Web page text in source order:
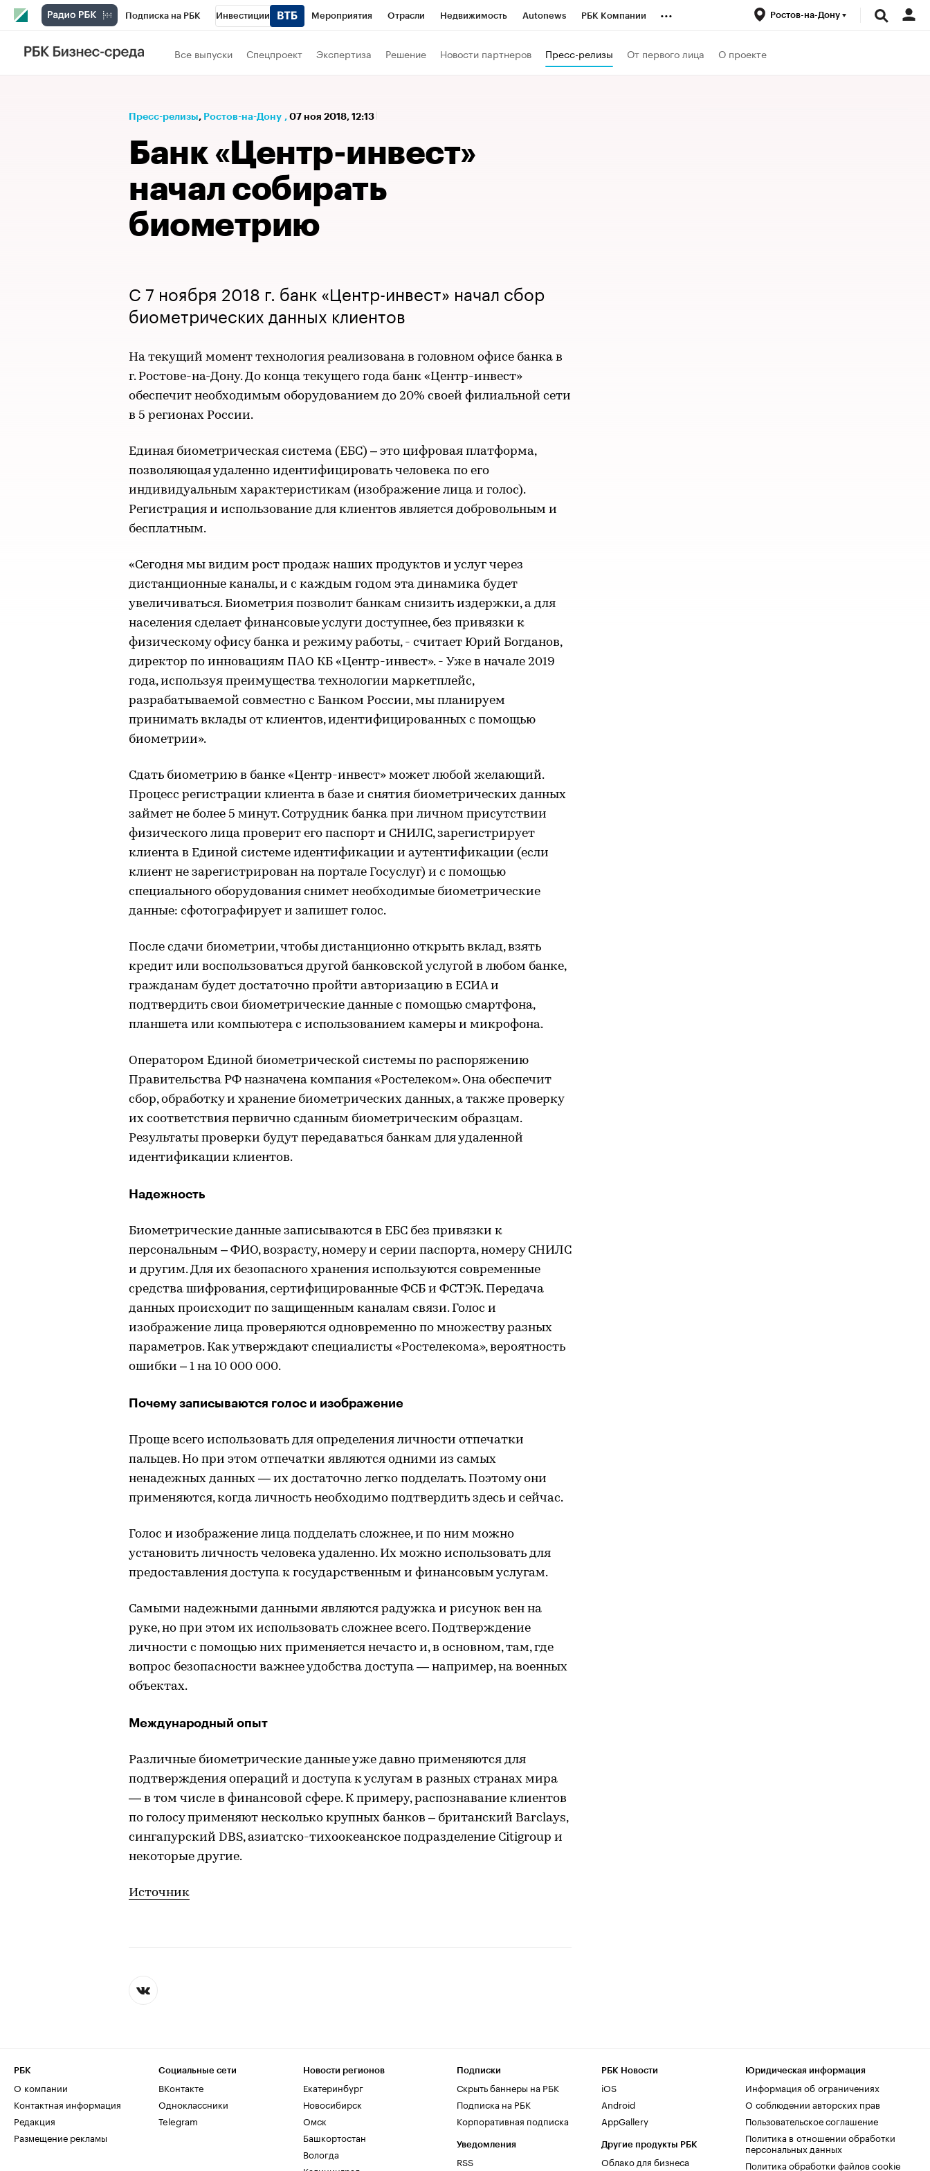
Подписка на РБК Инвестиции Мероприятия Отрасли Недвижимость Autonews РБК Компании
Телеканал
Спецпроекты Проверка контрагентов
... Ростов-на-Дону
Все выпуски Спецпроект Экспертиза Решение Новости партнеров Пресс-релизы От первого лица О проекте
Пресс-релизы⁠, Ростов-на-Дону , 07 ноя 2018, 12:13
Банк «Центр-инвест»
начал собирать
биометрию
С 7 ноября 2018 г. банк «Центр-инвест» начал сбор
биометрических данных клиентов
На текущий момент технология реализована в головном офисе банка в
г. Ростове-на-Дону. До конца текущего года банк «Центр-инвест»
обеспечит необходимым оборудованием до 20% своей филиальной сети
в 5 регионах России.
Единая биометрическая система (ЕБС) – это цифровая платформа,
позволяющая удаленно идентифицировать человека по его
индивидуальным характеристикам (изображение лица и голос).
Регистрация и использование для клиентов является добровольным и
бесплатным.
«Сегодня мы видим рост продаж наших продуктов и услуг через
дистанционные каналы, и с каждым годом эта динамика будет
увеличиваться. Биометрия позволит банкам снизить издержки, а для
населения сделает финансовые услуги доступнее, без привязки к
физическому офису банка и режиму работы, - считает Юрий Богданов,
директор по инновациям ПАО КБ «Центр-инвест». - Уже в начале 2019
года, используя преимущества технологии маркетплейс,
разрабатываемой совместно с Банком России, мы планируем
принимать вклады от клиентов, идентифицированных с помощью
биометрии».
Сдать биометрию в банке «Центр-инвест» может любой желающий.
Процесс регистрации клиента в базе и снятия биометрических данных
займет не более 5 минут. Сотрудник банка при личном присутствии
физического лица проверит его паспорт и СНИЛС, зарегистрирует
клиента в Единой системе идентификации и аутентификации (если
клиент не зарегистрирован на портале Госуслуг) и с помощью
специального оборудования снимет необходимые биометрические
данные: сфотографирует и запишет голос.
После сдачи биометрии, чтобы дистанционно открыть вклад, взять
кредит или воспользоваться другой банковской услугой в любом банке,
гражданам будет достаточно пройти авторизацию в ЕСИА и
подтвердить свои биометрические данные с помощью смартфона,
планшета или компьютера с использованием камеры и микрофона.
Оператором Единой биометрической системы по распоряжению
Правительства РФ назначена компания «Ростелеком». Она обеспечит
сбор, обработку и хранение биометрических данных, а также проверку
их соответствия первично сданным биометрическим образцам.
Результаты проверки будут передаваться банкам для удаленной
идентификации клиентов.
Надежность
Биометрические данные записываются в ЕБС без привязки к
персональным – ФИО, возрасту, номеру и серии паспорта, номеру СНИЛС
и другим. Для их безопасного хранения используются современные
средства шифрования, сертифицированные ФСБ и ФСТЭК. Передача
данных происходит по защищенным каналам связи. Голос и
изображение лица проверяются одновременно по множеству разных
параметров. Как утверждают специалисты «Ростелекома», вероятность
ошибки – 1 на 10 000 000.
Почему записываются голос и изображение
Проще всего использовать для определения личности отпечатки
пальцев. Но при этом отпечатки являются одними из самых
ненадежных данных — их достаточно легко подделать. Поэтому они
применяются, когда личность необходимо подтвердить здесь и сейчас.
Голос и изображение лица подделать сложнее, и по ним можно
установить личность человека удаленно. Их можно использовать для
предоставления доступа к государственным и финансовым услугам.
Самыми надежными данными являются радужка и рисунок вен на
руке, но при этом их использовать сложнее всего. Подтверждение
личности с помощью них применяется нечасто и, в основном, там, где
вопрос безопасности важнее удобства доступа — например, на военных
объектах.
Международный опыт
Различные биометрические данные уже давно применяются для
подтверждения операций и доступа к услугам в разных странах мира
— в том числе в финансовой сфере. К примеру, распознавание клиентов
по голосу применяют несколько крупных банков – британский Barclays,
сингапурский DBS, азиатско-тихоокеанское подразделение Citigroup и
некоторые другие.
Источник
РБК
О компании
Контактная информация
Редакция
Размещение рекламы
Социальные сети
ВКонтакте
Одноклассники
Telegram
Новости регионов
Екатеринбург
Новосибирск
Омск
Башкортостан
Вологда
Подписки
Скрыть баннеры на РБК
Подписка на РБК
Корпоративная подписка
Уведомления
RSS
РБК Новости
iOS
Android
AppGallery
Другие продукты РБК
Облако для бизнеса
Юридическая информация
Информация об ограничениях
О соблюдении авторских прав
Пользовательское соглашение
Политика в отношении обработки
персональных данных
Политика обработки файлов cookie